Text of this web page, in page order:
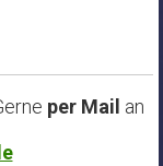
per Mail an